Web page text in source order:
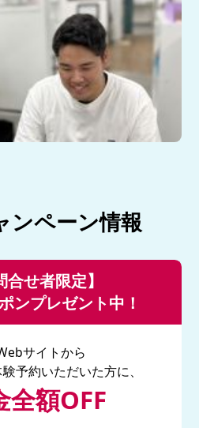
ンペーン情報
合せ者限定】
ンプレゼント中！
サイトから
予約いただいた方に、
全額OFF